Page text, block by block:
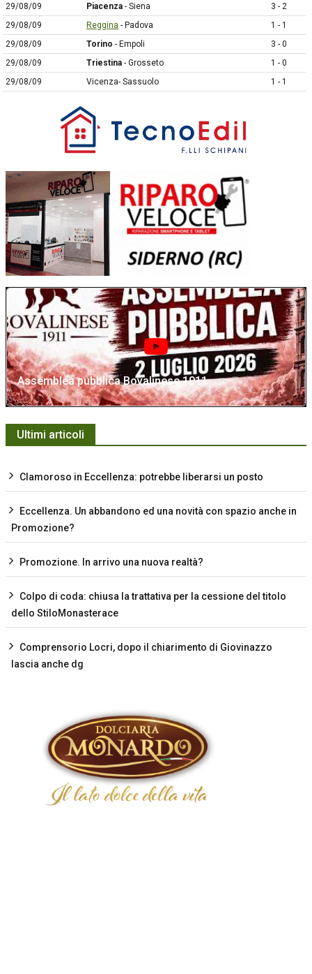
29/08/09
Piacenza - Siena
3 - 2
29/08/09
Reggina - Padova
1 - 1
29/08/09
Torino - Empoli
3 - 0
29/08/09
Triestina - Grosseto
1 - 0
29/08/09
Vicenza- Sassuolo 1 - 1
Assemblea pubblica Bovalinese 1911
Ultimi articoli
Clamoroso in Eccellenza: potrebbe liberarsi un posto
Eccellenza. Un abbandono ed una novità con spazio anche in
Promozione?
Promozione. In arrivo una nuova realtà?
Colpo di coda: chiusa la trattativa per la cessione del titolo
dello StiloMonasterace
Comprensorio Locri, dopo il chiarimento di Giovinazzo
lascia anche dg